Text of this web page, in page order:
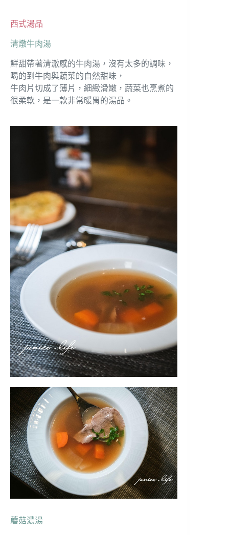
西式湯品
清燉牛肉湯
鮮甜帶著清澈感的牛肉湯，沒有太多的調味，
喝的到牛肉與蔬菜的自然甜味，
牛肉片切成了薄片，細緻滑嫩，蔬菜也烹煮的
很柔軟，是一款非常暖胃的湯品。
蘑菇濃湯